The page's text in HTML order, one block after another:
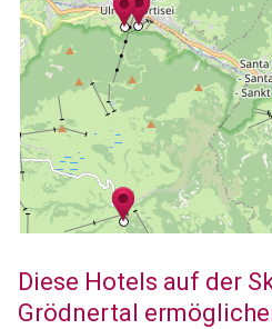
Diese Hotels auf der
Grödnertal